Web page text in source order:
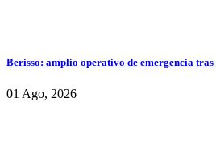
Berisso: amplio operativo de emergencia tras
01 Ago, 2026